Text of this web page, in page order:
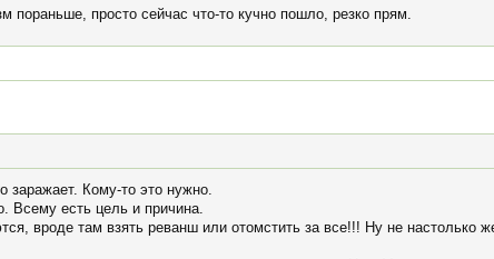
пораньше, просто сейчас что-то кучно пошло, резко прям.
заражает. Кому-то это нужно.
Всему есть цель и причина.
вроде там взять реванш или отомстить за все!!! Ну не настолько